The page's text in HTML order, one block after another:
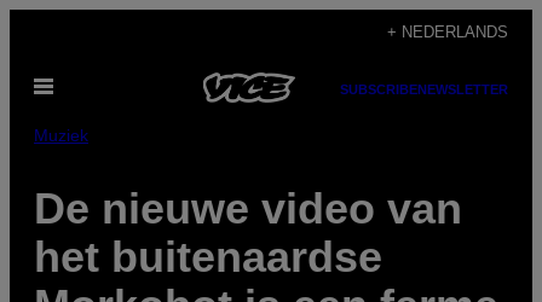
de
inhoud
+ NEDERLANDS
Open
SUBSCRIBENEWSLETTER
Muziek
De nieuwe video van
het buitenaardse